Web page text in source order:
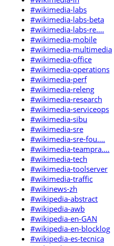
#wikimedia-labs
#wikimedia-labs-beta
#wikimedia-labs-re....
#wikimedia-mobile
#wikimedia-multimedia
#wikimedia-office
#wikimedia-operations
#wikimedia-perf
#wikimedia-releng
#wikimedia-research
#wikimedia-serviceops
#wikimedia-sibu
#wikimedia-sre
#wikimedia-sre-fou....
#wikimedia-teampra....
#wikimedia-tech
#wikimedia-toolserver
#wikimedia-traffic
#wikinews-zh
#wikipedia-abstract
#wikipedia-awb
#wikipedia-en-GAN
#wikipedia-en-blocklog
#wikipedia-es-tecnica